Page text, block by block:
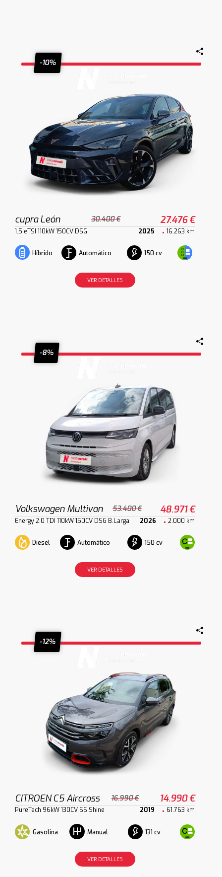
-10%
cupra León 30.400 € 27.476 €
1.5 eTSI 110kW 150CV DSG 2025 16.263 km
Híbrido Automático 150 cv
VER DETALLES
-8%
Volkswagen Multivan 53.400 € 48.971 €
Energy 2.0 TDI 110kW 150CV DSG B.Larga 2026 2.000 km
Diesel Automático 150 cv
VER DETALLES
-12%
CITROEN C5 Aircross 16.990 € 14.990 €
PureTech 96kW 130CV SS Shine 2019 61.763 km
Gasolina Manual 131 cv
VER DETALLES